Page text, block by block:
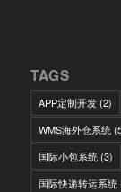
TAGS
APP定制开发(2)
WMS海外仓系统
国际小包系统(3)
国际快递转运系统